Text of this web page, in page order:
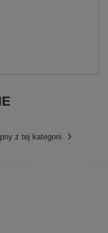
z tej kategorii